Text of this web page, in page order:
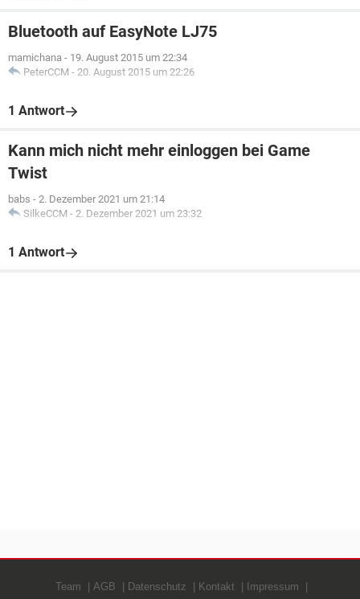
Bluetooth auf EasyNote LJ75
mamichana - 19. August 2015 um 22:34
PeterCCM - 20. August 2015 um 22:26
1 Antwort
Kann mich nicht mehr einloggen bei Game
Twist
babs - 2. Dezember 2021 um 21:14
SilkeCCM - 2. Dezember 2021 um 23:32
1 Antwort
Team AGB Datenschutz Kontakt Impressum